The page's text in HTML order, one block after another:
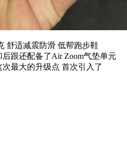
舒适减震防滑 低帮跑步鞋
跟还配备了Air Zoom气垫单元
最大的升级点 首次引入了